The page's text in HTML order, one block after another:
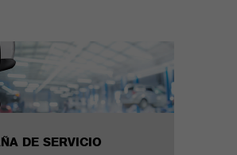
DE SERVICIO